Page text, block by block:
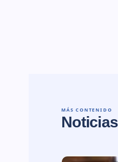
MÁS CONTENIDO